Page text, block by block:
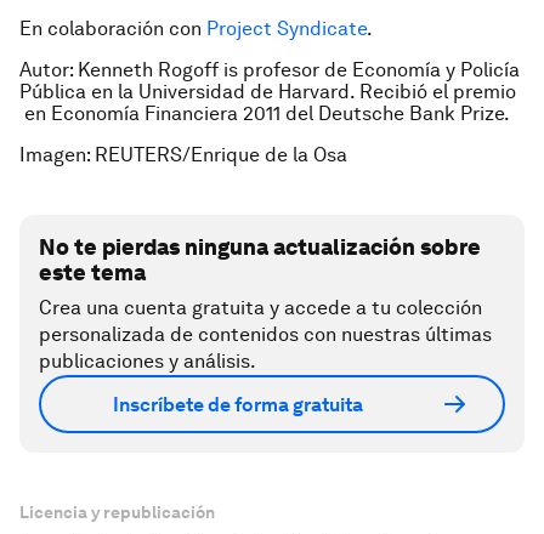
En colaboración con Project Syndicate.
Autor: Kenneth Rogoff is profesor de Economía y Policía
Pública en la Universidad de Harvard. Recibió el premio
en Economía Financiera 2011 del Deutsche Bank Prize.
Imagen: REUTERS/Enrique de la Osa
No te pierdas ninguna actualización sobre
este tema
Crea una cuenta gratuita y accede a tu colección
personalizada de contenidos con nuestras últimas
publicaciones y análisis.
Inscríbete de forma gratuita
Licencia y republicación